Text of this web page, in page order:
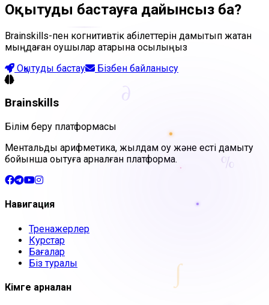
∫
%
∂
Оқытуды бастауға дайынсыз ба?
Brainskills-пен когнитивтік қабілеттерін дамытып жатқан
мыңдаған оқушылар қатарына қосылыңыз
Оқытуды бастау
Бізбен байланысу
Brainskills
Білім беру платформасы
Ментальдық арифметика, жылдам оқу және есті дамыту
бойынша оқытуға арналған платформа.
Навигация
Тренажерлер
Курстар
Бағалар
Біз туралы
Кімге арналған